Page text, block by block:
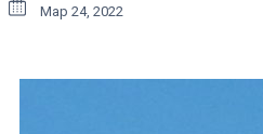
Мар 24, 2022